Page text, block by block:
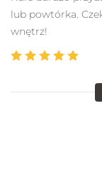
lub powtórka.
wnętrz!